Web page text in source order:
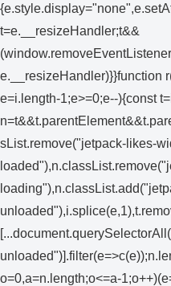
t=e.__resizeHandler;t&&
e.__resizeHandler)}}function
e=i.length-1;e>=0;e--){const
sList.remove("jetpack-likes-
o=0,a=n.length;o<=a-